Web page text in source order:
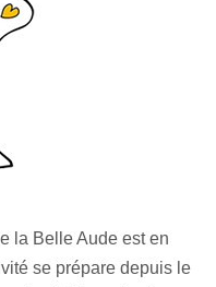
la Belle Aude est en
se prépare depuis le